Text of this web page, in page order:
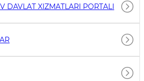
DAVLAT XIZMATLARI PORTALI